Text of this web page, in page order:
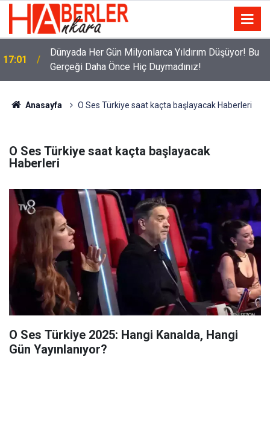
17:01
Dünyada Her Gün Milyonlarca Yıldırım Düşüyor! Bu
Gerçeği Daha Önce Hiç Duymadınız!
Anasayfa O Ses Türkiye saat kaçta başlayacak Haberleri
O Ses Türkiye saat kaçta başlayacak
Haberleri
O Ses Türkiye 2025: Hangi Kanalda, Hangi
Gün Yayınlanıyor?